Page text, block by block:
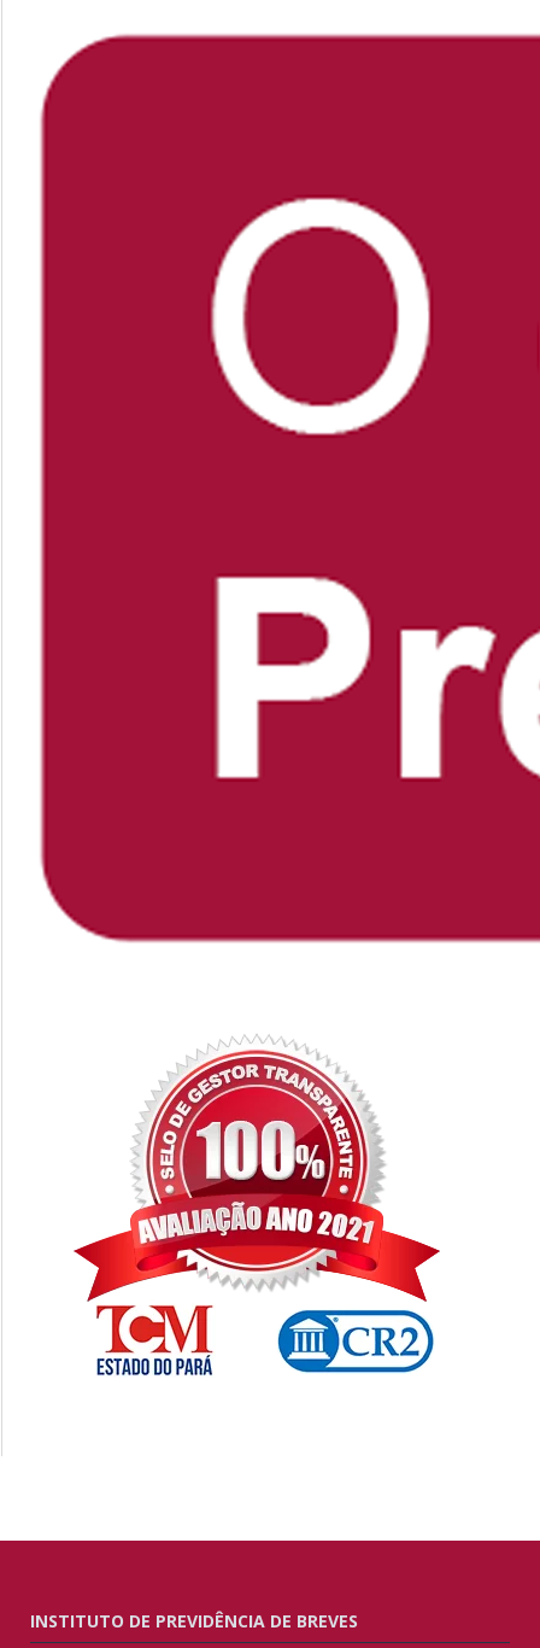
INSTITUTO DE PREVIDÊNCIA DE BREVES